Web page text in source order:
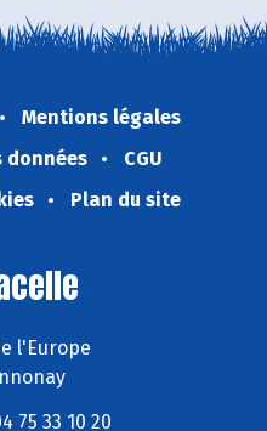
Mentions légales
données
CGU
Plan du site
l'Europe
75 33 10 20